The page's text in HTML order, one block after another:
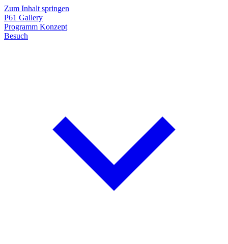
Zum Inhalt springen
P61 Gallery
Programm Konzept
Besuch